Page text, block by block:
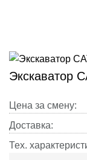
Экскаватор
Цена за смену:
Доставка:
Тех.